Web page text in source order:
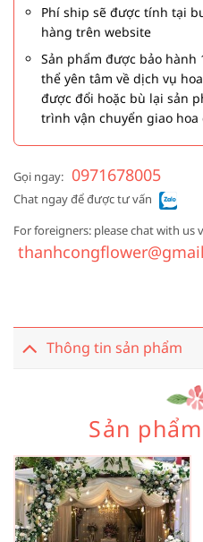
Phí ship sẽ được tính tại
hàng trên website
Sản phẩm được bảo hành
thể yên tâm về dịch vụ
được đổi hoặc bù lại sản
trình vận chuyển giao hoa
Gọi ngay: 0971678005
Chat ngay để được tư vấn
For foreigners: please chat with us
Thông tin sản phẩm
Sản